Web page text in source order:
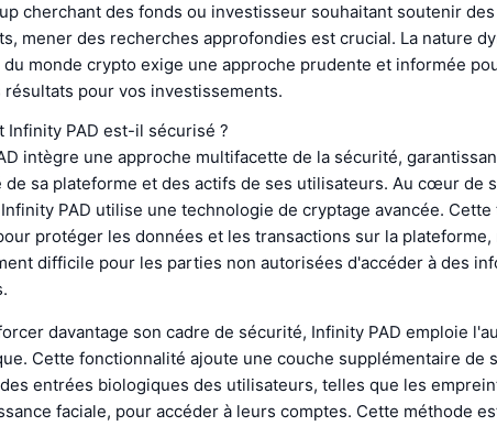
cherchant des fonds ou investisseur souhaitant soutenir
mener des recherches approfondies est crucial. La nature
monde crypto exige une approche prudente et informée
résultats pour vos investissements.
Infinity PAD est-il sécurisé ?
intègre une approche multifacette de la sécurité,
de sa plateforme et des actifs de ses utilisateurs. Au cœur de
PAD utilise une technologie de cryptage avancée.
protéger les données et les transactions sur la plateforme,
difficile pour les parties non autorisées d'accéder à des
davantage son cadre de sécurité, Infinity PAD emploie
Cette fonctionnalité ajoute une couche supplémentaire de
entrées biologiques des utilisateurs, telles que les
faciale, pour accéder à leurs comptes. Cette méthode